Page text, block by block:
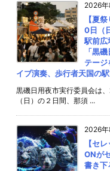
2026年
【夏
0日（
駅前広
「黒
テージ
イブ演奏、歩行者天国の
黒磯日用夜市実行委員会は
（日）の２日間、那須 ...
2026年
【セ
ONが
書き下